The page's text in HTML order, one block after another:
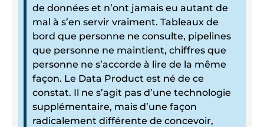
de données et n’ont jamais eu autant de
mal à s’en servir vraiment. Tableaux de
bord que personne ne consulte, pipelines
que personne ne maintient, chiffres que
personne ne s’accorde à lire de la même
façon. Le Data Product est né de ce
constat. Il ne s’agit pas d’une technologie
supplémentaire, mais d’une façon
radicalement différente de concevoir,